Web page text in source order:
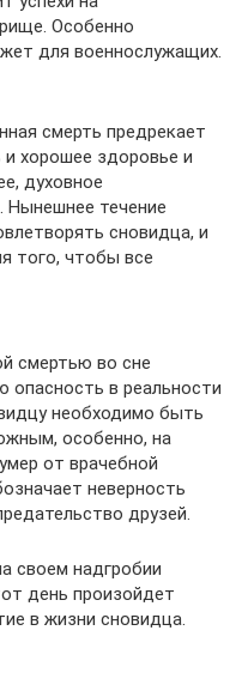
Особенно
для военнослужащих.
смерть предрекает
хорошее здоровье и
духовное
Нынешнее течение
сновидца, и
того, чтобы все
смертью во сне
опасность в реальности
необходимо быть
особенно, на
от врачебной
неверность
друзей.
своем надгробии
день произойдет
в жизни сновидца.